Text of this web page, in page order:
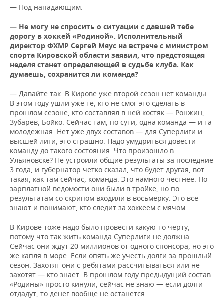
— Под нападающим.
— Не могу не спросить о ситуации с давшей тебе
дорогу в хоккей «Родиной». Исполнительный
директор ФХМР Сергей Мяус на встрече с министром
спорта Кировской области заявил, что предстоящая
неделя станет определяющей в судьбе клуба. Как
думаешь, сохранится ли команда?
— Давайте так. В Кирове уже второй сезон нет команды.
В этом году ушли уже те, кто не смог это сделать в
прошлом сезоне, кто составлял в ней костяк — Ронжин,
Зубарев, Бойко. Сейчас там, по сути, одна команда — и та
молодежная. Нет уже двух составов — для Суперлиги и
высшей лиги, это страшно. Надо умудриться довести
команду до такого состояния. Что произошло в
Ульяновске? Не устроили общие результаты за последние
3 года, и губернатор четко сказал, что будет другая, вот
такая, как там сейчас, команда. Это намного честнее. По
зарплатной ведомости они были в тройке, но по
результатам со скрипом входили в восьмерку. Это все
знают и понимают, кто следит за хоккеем с мячом.
В Кирове тоже надо было провести какую-то черту,
потому что так жить команда Суперлиги не должна.
Сейчас они ждут 20 миллионов от одного спонсора, но это
же капля в море. Если опять же учесть долги за прошлый
сезон. Захотят они с ребятами рассчитываться или не
захотят — кто знает. В прошлом году предыдущий состав
«Родины» просто кинули, сейчас не знаю — если долги
отдадут, то денег вообще не останется.